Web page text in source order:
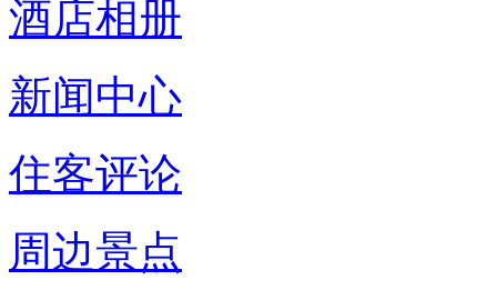
酒店相册
新闻中心
住客评论
周边景点